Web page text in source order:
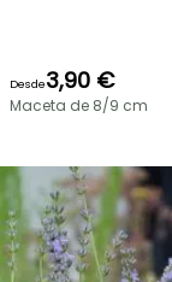
Desde3,90 €
Maceta de 8/9 cm